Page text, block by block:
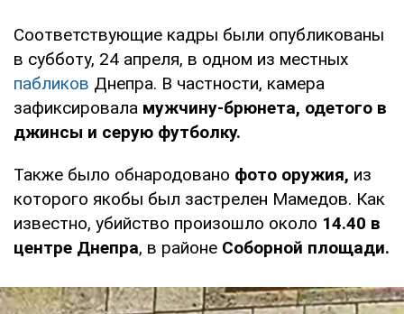
Соответствующие кадры были опубликованы
в субботу, 24 апреля, в одном из местных
пабликов Днепра. В частности, камера
зафиксировала мужчину-брюнета, одетого в
джинсы и серую футболку.
Также было обнародовано фото оружия, из
которого якобы был застрелен Мамедов. Как
известно, убийство произошло около 14.40 в
центре Днепра, в районе Соборной площади.